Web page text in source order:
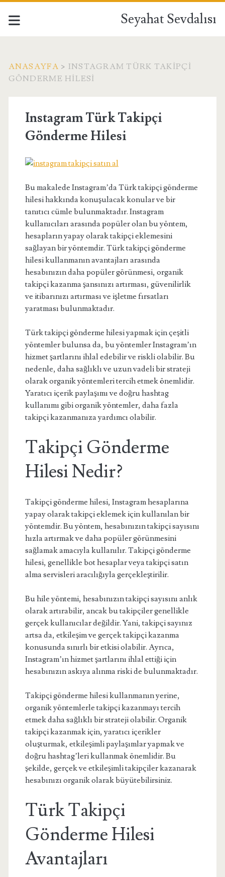
Seyahat Sevdalısı
ANASAYFA > INSTAGRAM TÜRK TAKIPÇI
GÖNDERME HILESI
Instagram Türk Takipçi
Gönderme Hilesi
Bu makalede Instagram’da Türk takipçi gönderme
hilesi hakkında konuşulacak konular ve bir
tanıtıcı cümle bulunmaktadır. Instagram
kullanıcıları arasında popüler olan bu yöntem,
hesapların yapay olarak takipçi eklemesini
sağlayan bir yöntemdir. Türk takipçi gönderme
hilesi kullanmanın avantajları arasında
hesabınızın daha popüler görünmesi, organik
takipçi kazanma şansınızı artırması, güvenilirlik
ve itibarınızı artırması ve işletme fırsatları
yaratması bulunmaktadır.
Türk takipçi gönderme hilesi yapmak için çeşitli
yöntemler bulunsa da, bu yöntemler Instagram’ın
hizmet şartlarını ihlal edebilir ve riskli olabilir. Bu
nedenle, daha sağlıklı ve uzun vadeli bir strateji
olarak organik yöntemleri tercih etmek önemlidir.
Yaratıcı içerik paylaşımı ve doğru hashtag
kullanımı gibi organik yöntemler, daha fazla
takipçi kazanmanıza yardımcı olabilir.
Takipçi Gönderme
Hilesi Nedir?
Takipçi gönderme hilesi, Instagram hesaplarına
yapay olarak takipçi eklemek için kullanılan bir
yöntemdir. Bu yöntem, hesabınızın takipçi sayısını
hızla artırmak ve daha popüler görünmesini
sağlamak amacıyla kullanılır. Takipçi gönderme
hilesi, genellikle bot hesaplar veya takipçi satın
alma servisleri aracılığıyla gerçekleştirilir.
Bu hile yöntemi, hesabınızın takipçi sayısını anlık
olarak artırabilir, ancak bu takipçiler genellikle
gerçek kullanıcılar değildir. Yani, takipçi sayınız
artsa da, etkileşim ve gerçek takipçi kazanma
konusunda sınırlı bir etkisi olabilir. Ayrıca,
Instagram’ın hizmet şartlarını ihlal ettiği için
hesabınızın askıya alınma riski de bulunmaktadır.
Takipçi gönderme hilesi kullanmanın yerine,
organik yöntemlerle takipçi kazanmayı tercih
etmek daha sağlıklı bir strateji olabilir. Organik
takipçi kazanmak için, yaratıcı içerikler
oluşturmak, etkileşimli paylaşımlar yapmak ve
doğru hashtag’leri kullanmak önemlidir. Bu
şekilde, gerçek ve etkileşimli takipçiler kazanarak
hesabınızı organik olarak büyütebilirsiniz.
Türk Takipçi
Gönderme Hilesi
Avantajları